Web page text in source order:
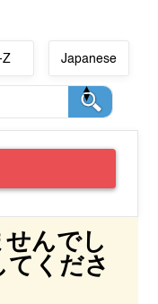
Z Japanese
んでし
てくださ